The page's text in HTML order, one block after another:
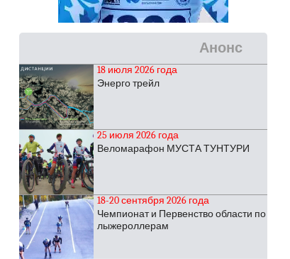
Анонс
18 июля 2026 года
Энерго трейл
25 июля 2026 года
Веломарафон МУСТА ТУНТУРИ
18-20 сентября 2026 года
Чемпионат и Первенство области по
лыжероллерам